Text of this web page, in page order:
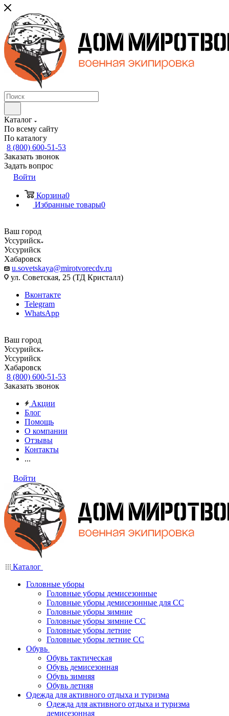
Каталог
По всему сайту
По каталогу
8 (800) 600-51-53
Заказать звонок
Задать вопрос
Войти
Корзина0
Избранные товары0
Ваш город
Уссурийск
Уссурийск
Хабаровск
u.sovetskaya@mirotvorecdv.ru
ул. Советская, 25 (ТД Кристалл)
Вконтакте
Telegram
WhatsApp
Ваш город
Уссурийск
Уссурийск
Хабаровск
8 (800) 600-51-53
Заказать звонок
Акции
Блог
Помощь
О компании
Отзывы
Контакты
...
Войти
Каталог
Головные уборы
Головные уборы демисезонные
Головные уборы демисезонные для СС
Головные уборы зимние
Головные уборы зимние СС
Головные уборы летние
Головные уборы летние СС
Обувь
Обувь тактическая
Обувь демисезонная
Обувь зимняя
Обувь летняя
Одежда для активного отдыха и туризма
Одежда для активного отдыха и туризма
демисезонная